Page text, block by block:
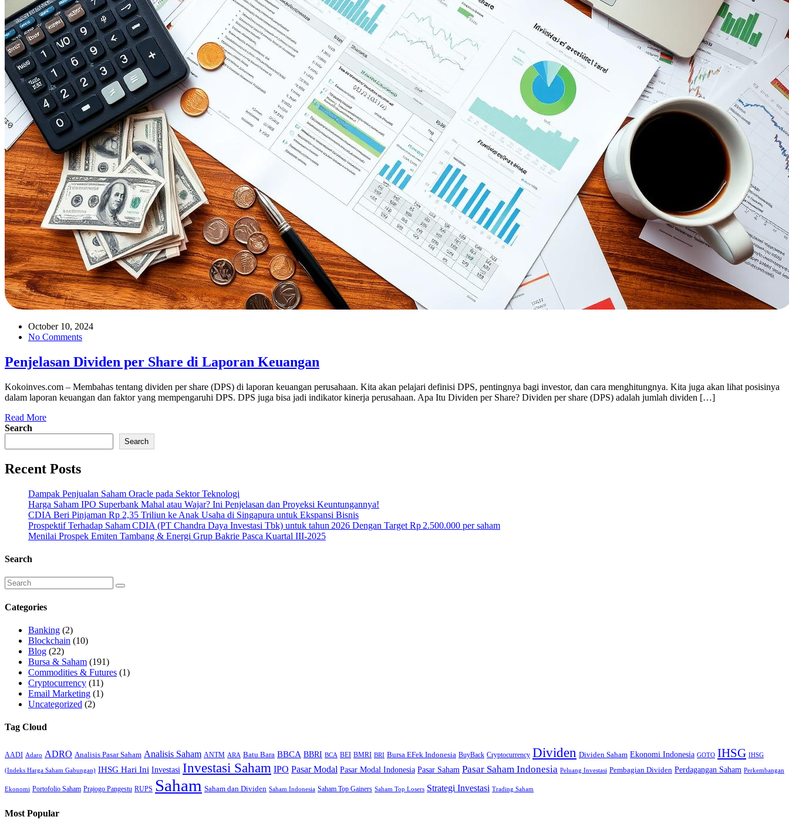
October 10, 2024
No Comments
Penjelasan Dividen per Share di Laporan Keuangan
Kokoinves.com – Membahas tentang dividen per share (DPS) di laporan keuangan perusahaan. Kita akan pelajari definisi DPS, pentingnya bagi investor, dan cara menghitungnya. Kita juga akan lihat posisinya
dalam laporan keuangan dan faktor yang mempengaruhi DPS. DPS juga bisa jadi indikator kinerja perusahaan. Apa Itu Dividen per Share? Dividen per share (DPS) adalah jumlah dividen […]
Read More
Search
Search
Recent Posts
Dampak Penjualan Saham Oracle pada Sektor Teknologi
Harga Saham IPO Superbank Mahal atau Wajar? Ini Penjelasan dan Proyeksi Keuntungannya!
CDIA Beri Pinjaman Rp 2,35 Triliun ke Anak Usaha di Singapura untuk Ekspansi Bisnis
Prospektif Terhadap Saham CDIA (PT Chandra Daya Investasi Tbk) untuk tahun 2026 Dengan Target Rp 2.500.000 per saham
Menilai Prospek Emiten Tambang & Energi Grup Bakrie Pasca Kuartal III-2025
Search
Categories
Banking (2)
Blockchain (10)
Blog (22)
Bursa & Saham (191)
Commodities & Futures (1)
Cryptocurrency (11)
Email Marketing (1)
Uncategorized (2)
Tag Cloud
AADI Adaro ADRO Analisis Pasar Saham Analisis Saham ANTM ARA Batu Bara BBCA BBRI BCA BEI BMRI BRI Bursa EFek Indonesia BuyBack Cryptocurrency Dividen Dividen Saham Ekonomi Indonesia GOTO IHSG IHSG
(Indeks Harga Saham Gabungan) IHSG Hari Ini Investasi Investasi Saham IPO Pasar Modal Pasar Modal Indonesia Pasar Saham Pasar Saham Indonesia Peluang Investasi Pembagian Dividen Perdagangan Saham Perkembangan
Ekonomi Portofolio Saham Prajogo Pangestu RUPS Saham Saham dan Dividen Saham Indonesia Saham Top Gainers Saham Top Losers Strategi Investasi Trading Saham
Most Popular